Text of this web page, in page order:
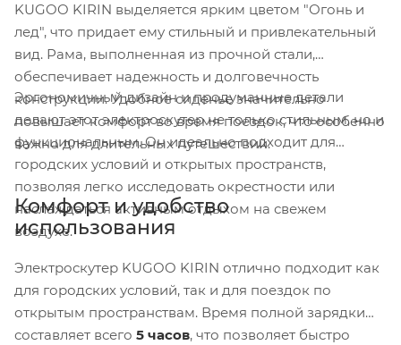
KUGOO KIRIN выделяется ярким цветом "Огонь и
лед", что придает ему стильный и привлекательный
вид. Рама, выполненная из прочной стали,
обеспечивает надежность и долговечность
конструкции. Удобное сиденье значительно
повышает комфорт во время поездок, что особенно
важно для длительных путешествий.
Эргономичный дизайн и продуманные детали
делают этот электроскутер не только стильным, но и
функциональным. Он идеально подходит для
городских условий и открытых пространств,
позволяя легко исследовать окрестности или
наслаждаться активным отдыхом на свежем
воздухе.
Комфорт и удобство
использования
Электроскутер KUGOO KIRIN отлично подходит как
для городских условий, так и для поездок по
открытым пространствам. Время полной зарядки
составляет всего 5 часов, что позволяет быстро